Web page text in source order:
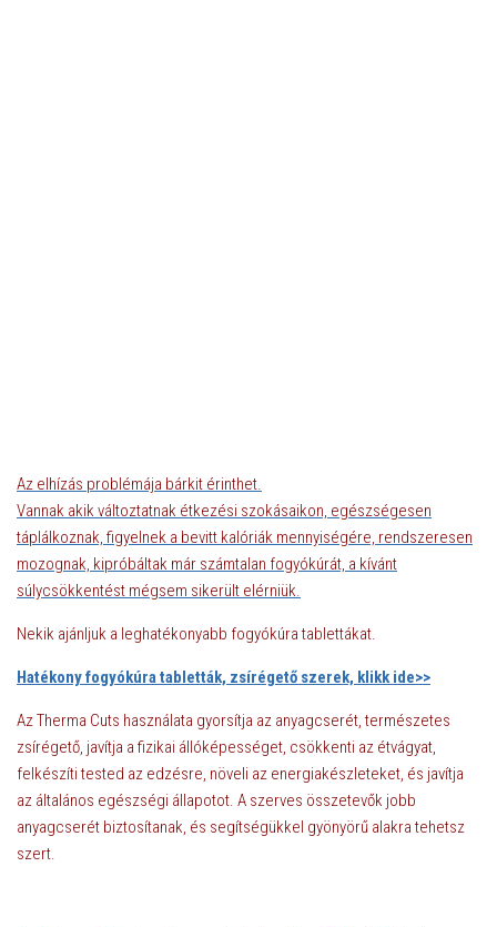
Az elhízás problémája bárkit érinthet.
Vannak akik változtatnak étkezési szokásaikon, egészségesen
táplálkoznak, figyelnek a bevitt kalóriák mennyiségére, rendszeresen
mozognak, kipróbáltak már számtalan fogyókúrát, a kívánt
súlycsökkentést mégsem sikerült elérniük.
Nekik ajánljuk a leghatékonyabb fogyókúra tablettákat.
Hatékony fogyókúra tabletták, zsírégető szerek, klikk ide>>
Az Therma Cuts használata gyorsítja az anyagcserét, természetes
zsírégető, javítja a fizikai állóképességet, csökkenti az étvágyat,
felkészíti tested az edzésre, növeli az energiakészleteket, és javítja
az általános egészségi állapotot. A szerves összetevők jobb
anyagcserét biztosítanak, és segítségükkel gyönyörű alakra tehetsz
szert.